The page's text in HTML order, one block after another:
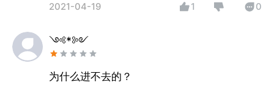
2021-04-19 1 0
༺*༻
为什么进不去的？